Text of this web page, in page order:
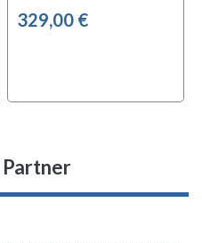
329,00 €